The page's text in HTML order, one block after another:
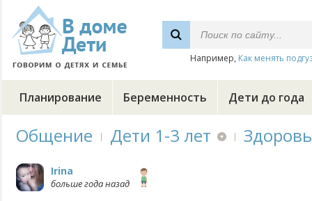
Например, Как менять
Планирование Беременность Дети до года
Общение Дети 1-3 лет
Irina
больше года назад